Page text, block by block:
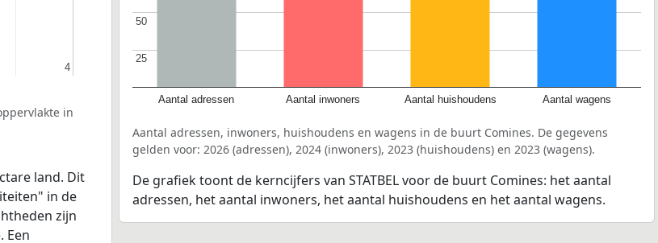
4
4
in
land. Dit
in de
zijn
Een
Aantal adressen Aantal inwoners Aantal huishoudens Aantal wagens
25
25
50
50
Aantal adressen, inwoners, huishoudens en wagens in de buurt Comines. De gegevens
gelden voor: 2026 (adressen), 2024 (inwoners), 2023 (huishoudens) en 2023 (wagens).
De grafiek toont de kerncijfers van STATBEL voor de buurt Comines: het aantal
adressen, het aantal inwoners, het aantal huishoudens en het aantal wagens.